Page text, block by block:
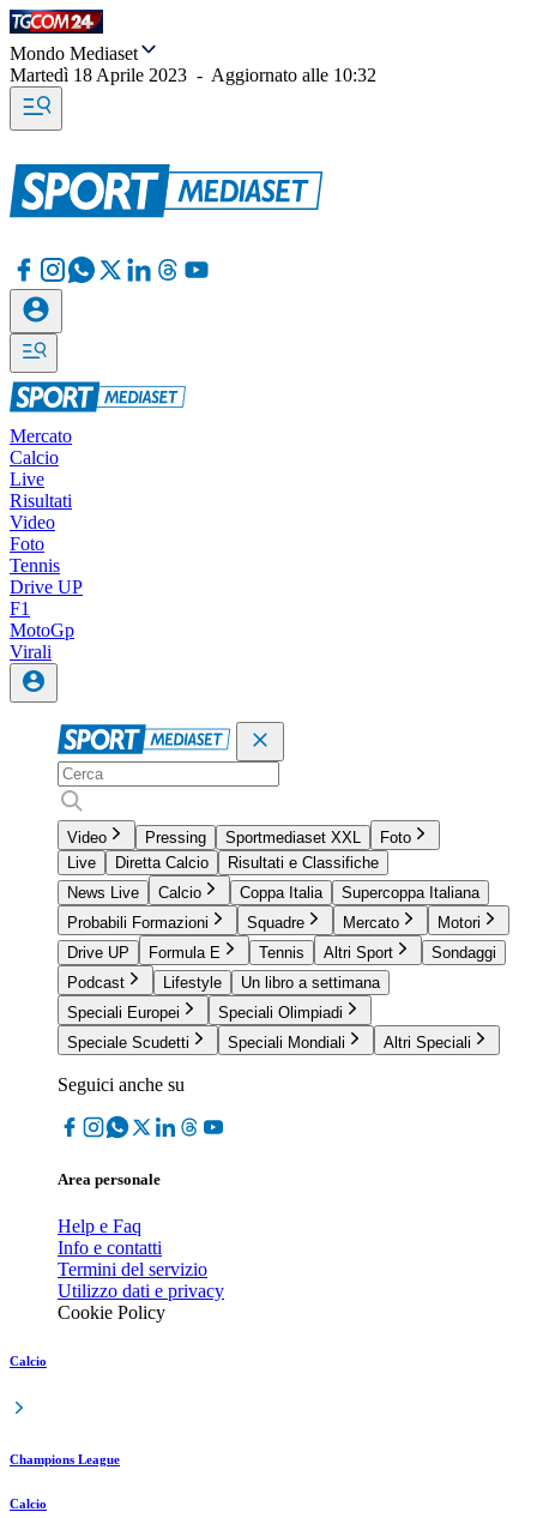
Mondo Mediaset
Martedì 18 Aprile 2023 - Aggiornato alle 10:32
Mercato
Calcio
Live
Risultati
Video
Foto
Tennis
Drive UP
F1
MotoGp
Virali
Video Pressing Sportmediaset XXL
Foto
Live
Diretta Calcio
Risultati e Classifiche
News Live
Calcio Coppa Italia
Supercoppa Italiana
Probabili Formazioni
Squadre Mercato
Motori
Drive UP
Formula E Tennis Altri Sport
Sondaggi
Podcast
Lifestyle
Un libro a settimana
Speciali Europei
Speciali Olimpiadi
Speciale Scudetti
Speciali Mondiali Altri Speciali
Seguici anche su
Area personale
Help e Faq
Info e contatti
Termini del servizio
Utilizzo dati e privacy
Cookie Policy
Calcio
Champions League
Calcio